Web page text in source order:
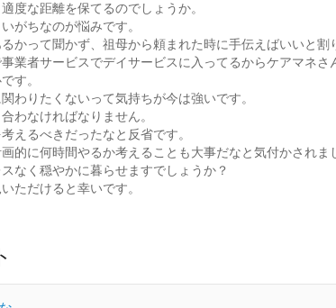
度な距離を保てるのでしょうか。
がちなのが悩みです。
かって聞かず、祖母から頼まれた時に手伝えばいいと割
業者サービスでデイサービスに入ってるからケアマネ
す。
わりたくないって気持ちが今は強いです。
わなければなりません。
えるべきだったなと反省です。
的に何時間やるか考えることも大事だなと気付かされま
なく穏やかに暮らせますでしょうか？
ただけると幸いです。